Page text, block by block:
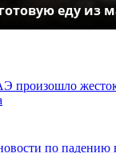
еду из
произошло
по падению